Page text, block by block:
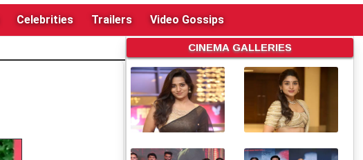
Celebrities Trailers Video Gossips
CINEMA GALLERIES